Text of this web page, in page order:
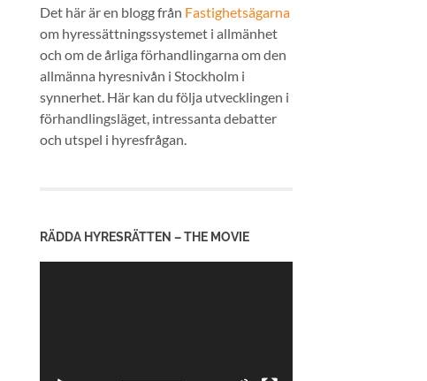
Det här är en blogg från Fastighetsägarna
om hyressättningssystemet i allmänhet
och om de årliga förhandlingarna om den
allmänna hyresnivån i Stockholm i
synnerhet. Här kan du följa utvecklingen i
förhandlingsläget, intressanta debatter
och utspel i hyresfrågan.
RÄDDA HYRESRÄTTEN – THE MOVIE